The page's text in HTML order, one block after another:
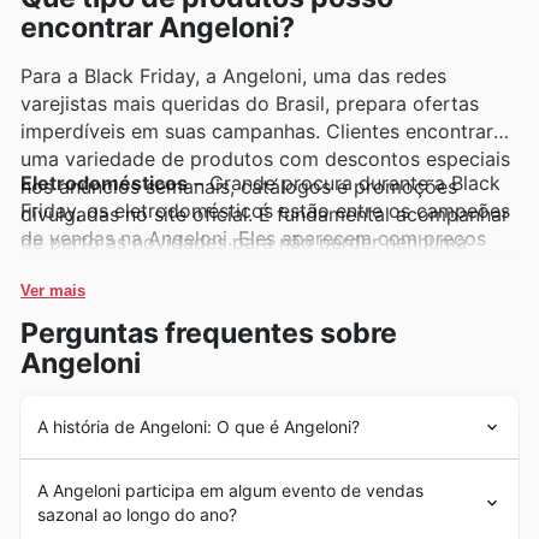
encontrar Angeloni?
Para a Black Friday, a Angeloni, uma das redes
varejistas mais queridas do Brasil, prepara ofertas
imperdíveis em suas campanhas. Clientes encontrarão
uma variedade de produtos com descontos especiais
nos anúncios semanais, catálogos e promoções
divulgadas no site oficial. É fundamental acompanhar
de perto as novidades para não perder nenhuma
Eletrodomésticos– Grande procura durante a Black
Friday, os eletrodomésticos estão entre os campeões
de vendas na Angeloni. Eles aparecem com preços
tornando a renovação da casa mais acessível.
Aproveitem as promoções para garantir as melhores
tecnologias.
seu ápice na Black Friday. A Angeloni oferece
modelos de ponta com descontos significativos,
frequentemente destacados em seus catálogos e
ofertas. Essas promoções são ideais para quem
Ver mais
Perguntas frequentes sobre
Angeloni
A história de Angeloni: O que é Angeloni?
Angeloni se estabeleceu como um nome de confiança
no cenário brasileiro. Fundado em 1958 por Arnaldo e
A Angeloni participa em algum evento de vendas
sazonal ao longo do ano?